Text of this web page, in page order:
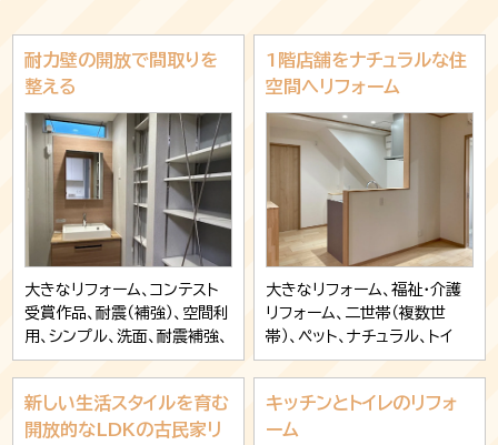
耐力壁の開放で間取りを
整える
大きなリフォーム、コンテスト
受賞作品、耐震（補強）、空間利
用、シンプル、洗面、耐震補強、
キッチン、収納
1階店舗をナチュラルな住
空間へリフォーム
大きなリフォーム、福祉・介護
リフォーム、二世帯（複数世
帯）、ペット、ナチュラル、トイ
レ、キッチン、ガスコンロ・IH、
収納、玄関
新しい生活スタイルを育む
開放的なLDKの古民家リ
キッチンとトイレのリフォ
ーム